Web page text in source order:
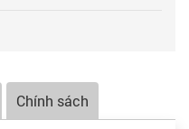
Tokyo, nơi vẫn còn
cũ của người dân. Quý
Chính sách